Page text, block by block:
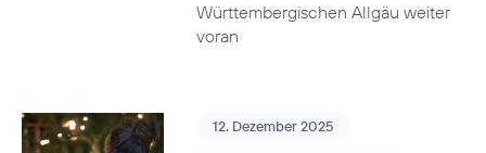
Württembergischen Allgäu weiter
voran
12. Dezember 2025